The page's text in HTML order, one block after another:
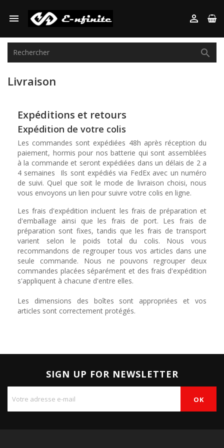
 

Livraison
Expéditions et retours
Expédition de votre colis
Les commandes sont expédiées 48h après réception du
paiement, hormis pour nos batterie qui sont assemblées
à la commande et seront expédiées dans un délais de 2 a
4 semaines Ils sont expédiés via FedEx avec un numéro
de suivi. Quel que soit le mode de livraison choisi, nous
vous envoyons un lien pour suivre votre colis en ligne.
Les frais d'expédition incluent les frais de préparation et
d'emballage ainsi que les frais de port. Les frais de
préparation sont fixes, tandis que les frais de transport
varient selon le poids total du colis. Nous vous
recommandons de regrouper tous vos articles dans une
seule commande. Nous ne pouvons regrouper deux
commandes placées séparément et des frais d'expédition
s'appliquent à chacune d'entre elles.
Les dimensions des boîtes sont appropriées et vos
articles sont correctement protégés.
SIGN UP FOR NEWSLETTER